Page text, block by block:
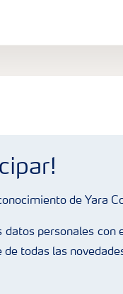
de Yara
personales con
todas las